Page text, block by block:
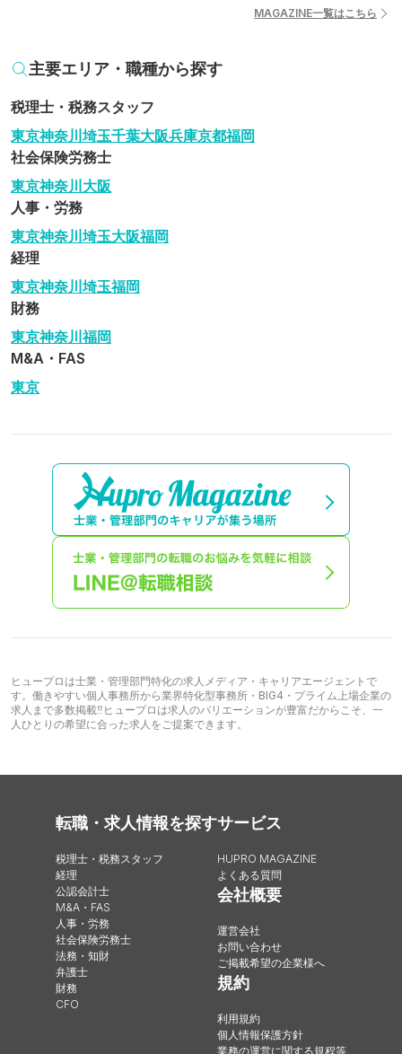
MAGAZINE一覧はこちら
主要エリア・職種から探す
税理士・税務スタッフ
東京神奈川 埼玉千葉大阪兵庫京都福岡
社会保険労務士
東京神奈川 大阪
人事・労務
東京神奈川 埼玉大阪福岡
経理
東京神奈川 埼玉福岡
財務
東京神奈川福岡
M&A・FAS
東京
ヒュープロは士業・管理部門特化の求人メディア・キャリアエージェントで
す。働きやすい個人事務所から業界特化型事務所・BIG4・プライム上場企業の
求人まで多数掲載‼︎ヒュープロは求人のバリエーションが豊富だからこそ、一
人ひとりの希望に合った求人をご提案できます。
転職・求人情報を探す
税理士・税務スタッフ
経理
公認会計士
M&A・FAS
人事・労務
社会保険労務士
法務・知財
弁護士
財務
CFO
サービス
HUPRO MAGAZINE
よくある質問
会社概要
運営会社
お問い合わせ
ご掲載希望の企業様へ
規約
利用規約
個人情報保護方針
業務の運営に関する規程等